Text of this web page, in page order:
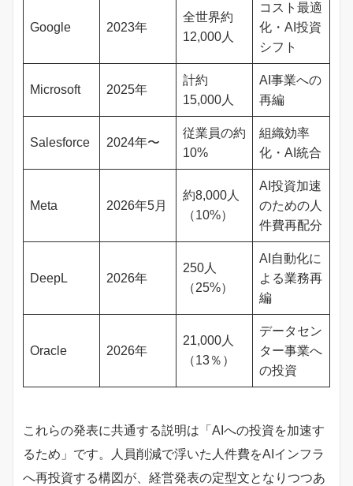
Google 2023年
全世界約
12,000人
コスト最適
化・AI投資
シフト
Microsoft 2025年
計約
15,000人
AI事業への
再編
Salesforce 2024年〜
従業員の約
10%
組織効率
化・AI統合
Meta 2026年5月
約8,000人
（10%）
AI投資加速
のための人
件費再配分
DeepL 2026年
250人
（25%）
AI自動化に
よる業務再
編
Oracle 2026年
21,000人
（13％）
データセン
ター事業へ
の投資
これらの発表に共通する説明は「AIへの投資を加速す
るため」です。人員削減で浮いた人件費をAIインフラ
へ再投資する構図が、経営発表の定型文となりつつあ